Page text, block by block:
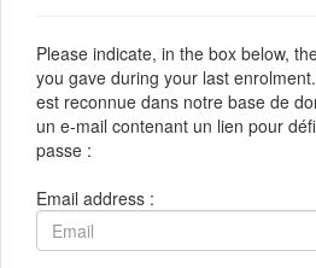
Please indicate, in the box below,
you gave during your last
est reconnue dans notre base de
un e-mail contenant un lien pour
passe :
Email address :